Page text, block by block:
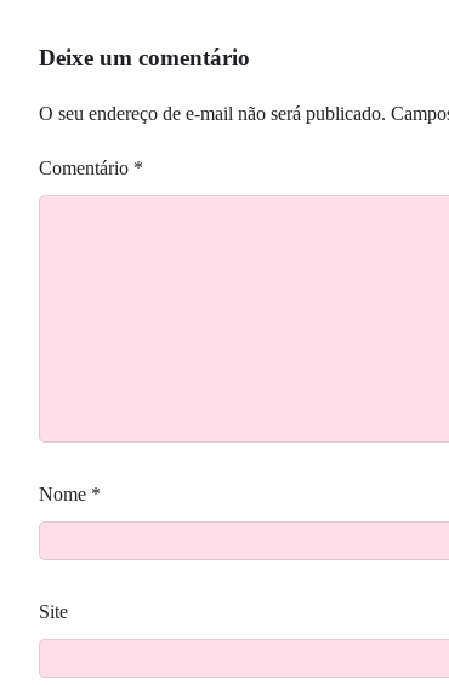
Deixe um comentário
O seu endereço de e-mail não será publicado.
Comentário *
Nome *
Site